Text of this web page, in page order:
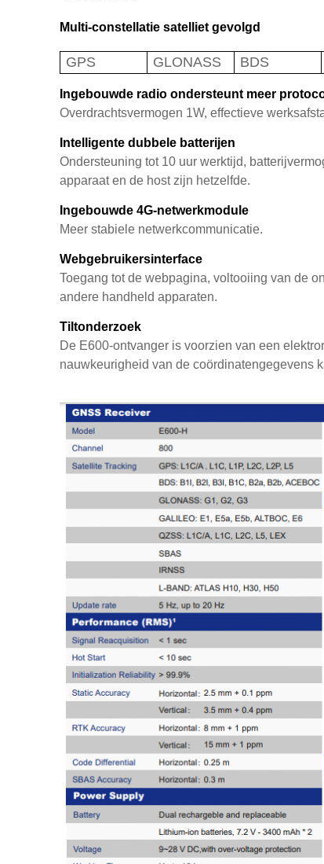
Multi-constellatie satelliet gevolgd
GPS GLONASS BDS
Ingebouwde radio ondersteunt meer
Overdrachtsvermogen 1W, effectieve
Intelligente dubbele batterijen
Ondersteuning tot 10 uur werktijd,
apparaat en de host zijn hetzelfde.
Ingebouwde 4G-netwerkmodule
Meer stabiele netwerkcommunicatie.
Webgebruikersinterface
Toegang tot de webpagina, voltooiing van de
andere handheld apparaten.
Tiltonderzoek
De E600-ontvanger is voorzien van een
nauwkeurigheid van de coördinatengegevens